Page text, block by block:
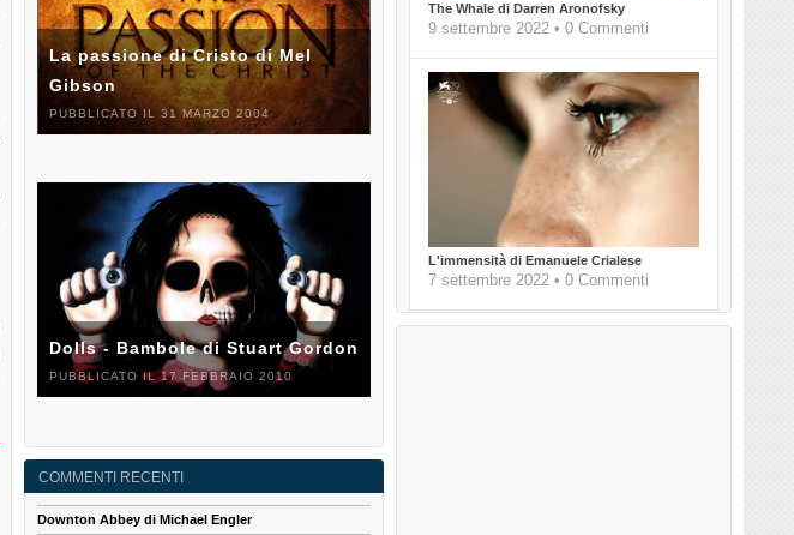
The Whale di Darren Aronofsky
9 settembre 2022 • 0 Commenti
L'immensità di Emanuele Crialese
7 settembre 2022 • 0 Commenti
La passione di Cristo di Mel
Gibson
PUBBLICATO IL 31 MARZO 2004
Dolls - Bambole di Stuart Gordon
PUBBLICATO IL 17 FEBBRAIO 2010
COMMENTI RECENTI
Downton Abbey di Michael Engler